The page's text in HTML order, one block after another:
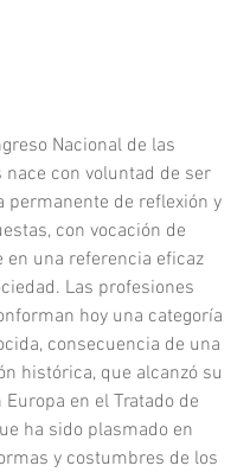
Nacional de las
nace con voluntad de ser
permanente de reflexión y
con vocación de
en una referencia eficaz
Las profesiones
hoy una categoría
consecuencia de una
histórica, que alcanzó su
en el Tratado de
ha sido plasmado en
y costumbres de los